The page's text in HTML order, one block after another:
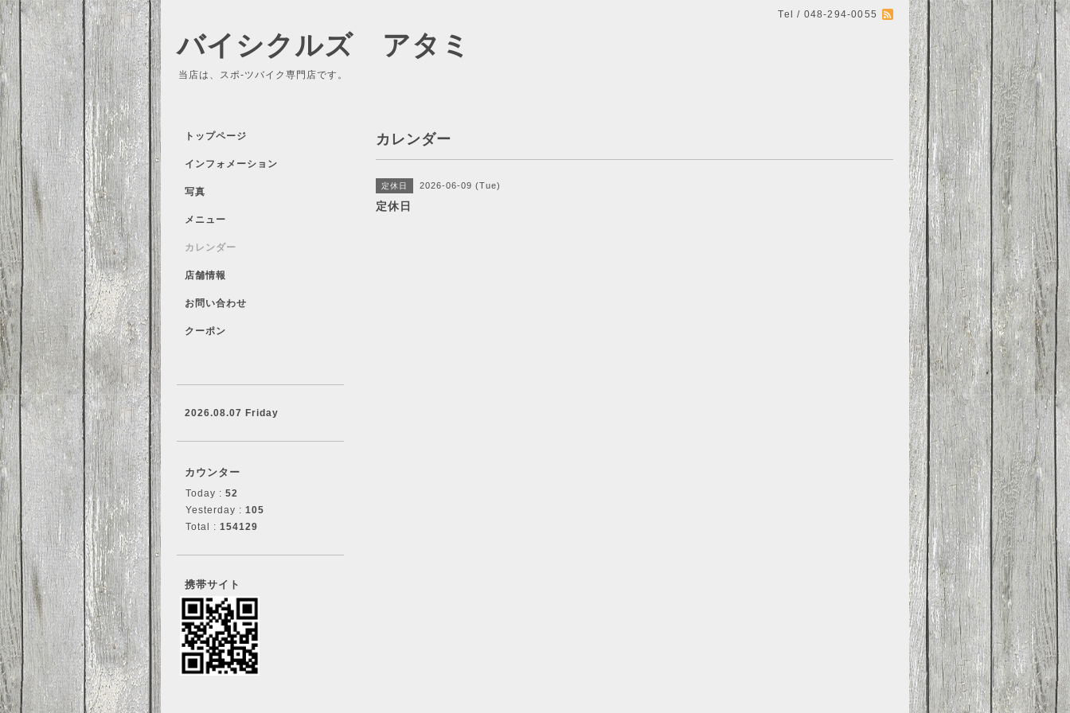
Tel / 048-294-0055
バイシクルズ アタミ
当店は、スポ-ツバイク専門店です。
カレンダー
定休日 2026-06-09 (Tue)
定休日
トップページ
インフォメーション
写真
メニュー
カレンダー
店舗情報
お問い合わせ
クーポン
2026.08.07 Friday
カウンター
Today : 52
Yesterday : 105
Total : 154129
携帯サイト